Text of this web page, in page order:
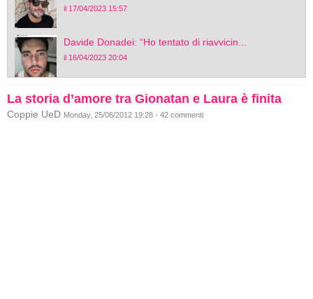
il 17/04/2023 15:57
Davide Donadei: “Ho tentato di riavvicin...
il 16/04/2023 20:04
La storia d’amore tra Gionatan e Laura è finita
Coppie UeD Monday, 25/06/2012 19:28 - 42 commenti